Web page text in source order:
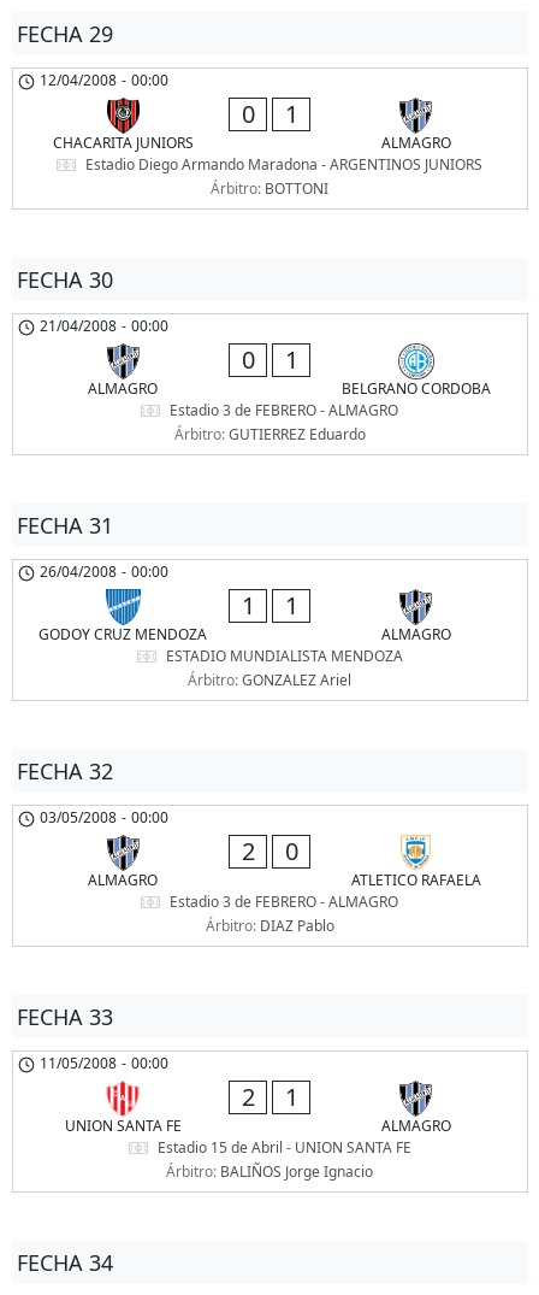
FECHA 29
12/04/2008 - 00:00
CHACARITA JUNIORS
0 1
ALMAGRO
Estadio Diego Armando Maradona - ARGENTINOS JUNIORS
Árbitro: BOTTONI
FECHA 30
21/04/2008 - 00:00
ALMAGRO
0 1
BELGRANO CORDOBA
Estadio 3 de FEBRERO - ALMAGRO
Árbitro:GUTIERREZ Eduardo
FECHA 31
26/04/2008 - 00:00
GODOY CRUZ MENDOZA
1 1
ALMAGRO
ESTADIO MUNDIALISTA MENDOZA
Árbitro:GONZALEZ Ariel
FECHA 32
03/05/2008 - 00:00
ALMAGRO
2 0
ATLETICO RAFAELA
Estadio 3 de FEBRERO - ALMAGRO
Árbitro: DIAZ Pablo
FECHA 33
11/05/2008 - 00:00
UNION SANTA FE
2 1
ALMAGRO
Estadio 15 de Abril - UNION SANTA FE
Árbitro: BALIÑOS Jorge Ignacio
FECHA 34